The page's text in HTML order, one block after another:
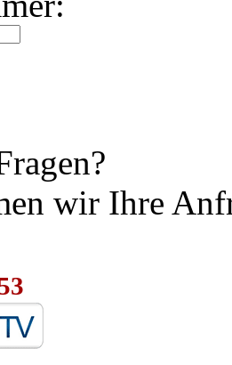
wir Ihre